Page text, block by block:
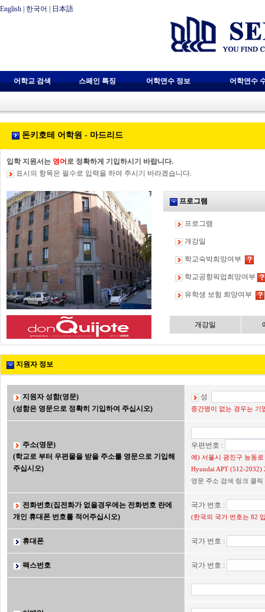
English 한국어 日本語
어학교 검색 스페인 특징 어학연수 정보 어학연수
돈키호테 어학원 - 마드리드
입학 지원서는 영어 로 정확하게 기입하시기 바랍니다.
표시의 항목은 필수로 입력을 하여 주시기 바라겠습니다.
프로그램
프로그램
개강일
학교숙박희망여부
학교공항픽업희망여부
유학생 보험 희망여부
개강일
지원자 정보
지원자 성함(영문)
(성함은 영문으로 정확히 기입하여 주십시오)
성
중간명이 없는 경우는 기
주소(영문)
(학교로 부터 우편물을 받을 주소를 영문으로 기입해
주십시오)
우편번호 :
예) 서울시 광진구 능동
Hyundai APT (512-2032)
영문 주소 검색 링크 클릭
전화번호(집전화가 없을경우에는 전화번호 란에
개인 휴대폰 번호를 적어주십시오)
국가 번호 :
(한국의 국가 번호는 82
휴대폰 국가 번호 :
팩스번호 국가 번호 :